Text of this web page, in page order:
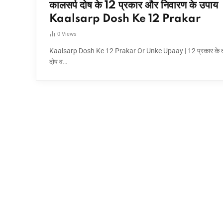
कालसर्प दोष के 12 प्रकार और निवारण के उपाय
Kaalsarp Dosh Ke 12 Prakar
0 Views
Kaalsarp Dosh Ke 12 Prakar Or Unke Upaay | 12 प्रकार के
दोष व…